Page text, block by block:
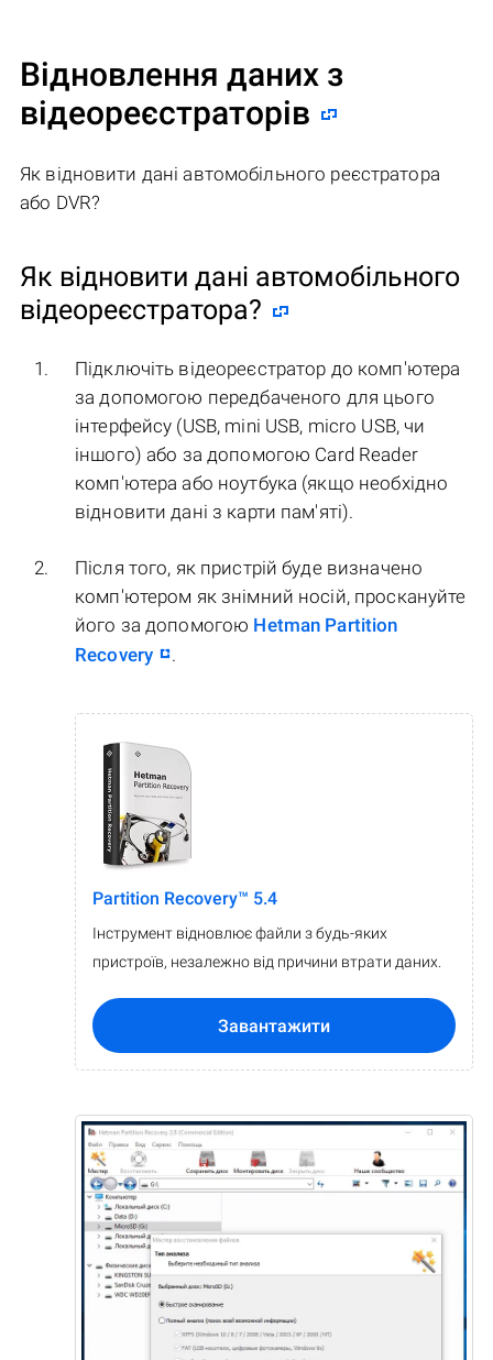
Відновлення даних з
відеореєстраторів
Як відновити дані автомобільного реєстратора
або DVR?
Як відновити дані автомобільного
відеореєстратора?
Підключіть відеореєстратор до комп'ютера
за допомогою передбаченого для цього
інтерфейсу (USB, mini USB, micro USB, чи
іншого) або за допомогою Card Reader
комп'ютера або ноутбука (якщо необхідно
відновити дані з карти пам'яті).
Після того, як пристрій буде визначено
комп'ютером як знімний носій, проскануйте
його за допомогою Hetman Partition
Recovery
.
Partition Recovery™ 5.4
Інструмент відновлює файли з будь-яких
пристроїв, незалежно від причини втрати даних.
Завантажити